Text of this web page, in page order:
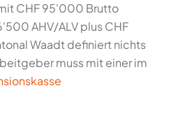
CHF 95'000 Brutto
AHV/ALV plus CHF
Waadt definiert nichts
muss mit einer im